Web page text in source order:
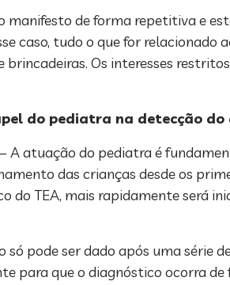
de forma repetitiva e
caso, tudo o que for
Os interesses
do pediatra na detecção do
– A atuação do pediatra é
das crianças desde os
do TEA, mais rapidamente será
pode ser dado após uma série
para que o diagnóstico ocorra